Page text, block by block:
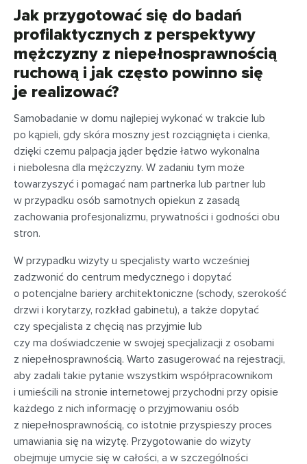
Jak przygotować się do badań
profilaktycznych z perspektywy
mężczyzny z niepełnosprawnością
ruchową i jak często powinno się
je realizować?
Samobadanie w domu najlepiej wykonać w trakcie lub
po kąpieli, gdy skóra moszny jest rozciągnięta i cienka,
dzięki czemu palpacja jąder będzie łatwo wykonalna
i niebolesna dla mężczyzny. W zadaniu tym może
towarzyszyć i pomagać nam partnerka lub partner lub
w przypadku osób samotnych opiekun z zasadą
zachowania profesjonalizmu, prywatności i godności obu
stron.
W przypadku wizyty u specjalisty warto wcześniej
zadzwonić do centrum medycznego i dopytać
o potencjalne bariery architektoniczne (schody, szerokość
drzwi i korytarzy, rozkład gabinetu), a także dopytać
czy specjalista z chęcią nas przyjmie lub
czy ma doświadczenie w swojej specjalizacji z osobami
z niepełnosprawnością. Warto zasugerować na rejestracji,
aby zadali takie pytanie wszystkim współpracownikom
i umieścili na stronie internetowej przychodni przy opisie
każdego z nich informację o przyjmowaniu osób
z niepełnosprawnością, co istotnie przyspieszy proces
umawiania się na wizytę. Przygotowanie do wizyty
obejmuje umycie się w całości, a w szczególności